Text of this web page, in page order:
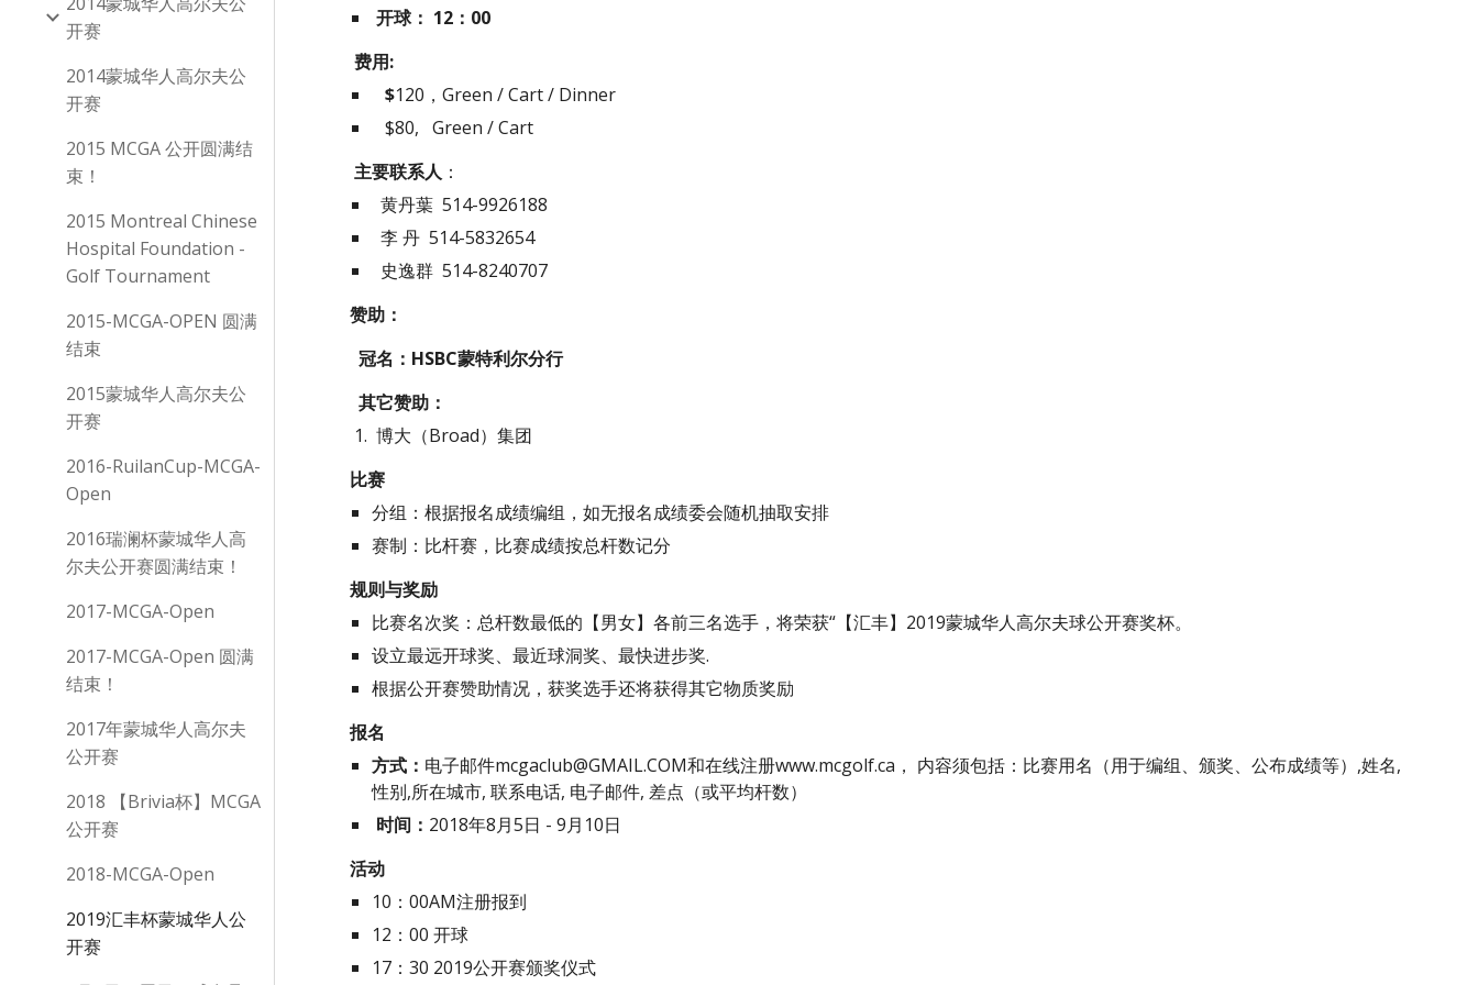
开赛
2014蒙城华人高尔夫公
开赛
2015 MCGA 公开圆满结
束！
2015 Montreal Chinese
Hospital Foundation -
Golf Tournament
2015-MCGA-OPEN 圆满
结束
2015蒙城华人高尔夫公
开赛
2016-RuilanCup-MCGA-
Open
2016瑞澜杯蒙城华人高
尔夫公开赛圆满结束！
2017-MCGA-Open
2017-MCGA-Open 圆满
结束！
2017年蒙城华人高尔夫
公开赛
2018 【Brivia杯】MCGA
公开赛
2018-MCGA-Open
2019汇丰杯蒙城华人公
开赛
开球： 12：00
费用:
   $
120，Green / Cart / Dinner
   $80,   Green / Cart
主要联系人 ：
  黄丹葉  514-9926188
  李 丹  514-5832654
  史逸群  514-8240707
赞助：
  冠名：HSBC蒙特利尔分行
  其它赞助：
博大（Broad）集团
比赛
分组：根据报名成绩编组，如无报名成绩委会随机抽取安排
赛制：比杆赛，比赛成绩按总杆数记分
规则与奖励
比赛名次奖：总杆数最低的【男女】各前三名选手，将荣获“【汇丰】2019蒙城华人高尔夫球公开赛奖杯。
设立最远开球奖、最近球洞奖、最快进步奖.
根据公开赛赞助情况，获奖选手还将获得其它物质奖励
报名
方式： 电子邮件mcgaclub@GMAIL.COM和在线注册www.mcgolf.ca， 内容须包括：比赛用名（用于编组、颁奖、公布成绩等）,姓名,
性别,所在城市, 联系电话, 电子邮件, 差点（或平均杆数）
时间： 2018年8月5日 - 9月10日
活动
10：00AM注册报到
12：00 开球
17：30 2019公开赛颁奖仪式